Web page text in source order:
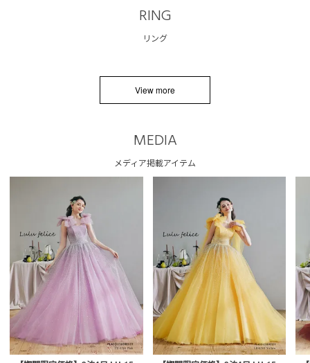
RING
リング
View more
MEDIA
メディア掲載アイテム